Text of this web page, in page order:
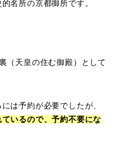
名所の京都御所です。
（天皇の住む御殿）として
は予約が必要でしたが、
いるので、予約不要にな